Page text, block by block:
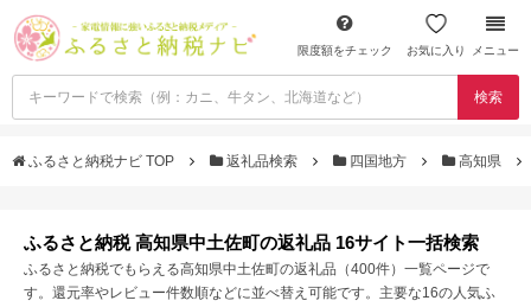
限度額をチェック お気に入り メニュー
検索
ふるさと納税ナビ TOP 返礼品検索 四国地方 高知県
ふるさと納税 高知県中土佐町の返礼品 16サイト一括検索
ふるさと納税でもらえる高知県中土佐町の返礼品（400件）一覧ページで
す。還元率やレビュー件数順などに並べ替え可能です。主要な16の人気ふ